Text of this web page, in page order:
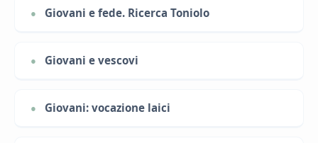
Giovani e fede. Ricerca Toniolo
Giovani e vescovi
Giovani: vocazione laici